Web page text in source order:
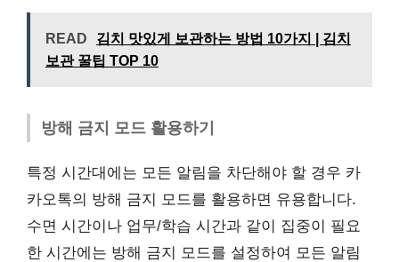
READ
김치 맛있게 보관하는 방법 10가지 | 김치
보관 꿀팁 TOP 10
방해 금지 모드 활용하기
특정 시간대에는 모든 알림을 차단해야 할 경우 카
카오톡의 방해 금지 모드를 활용하면 유용합니다.
수면 시간이나 업무/학습 시간과 같이 집중이 필요
한 시간에는 방해 금지 모드를 설정하여 모든 알림